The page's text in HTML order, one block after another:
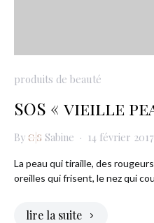
produits de beauté
SOS « vieille
By Sabine 14 février 2017
La peau qui tiraille, des
oreilles qui frisent, le nez qui
lire la suite